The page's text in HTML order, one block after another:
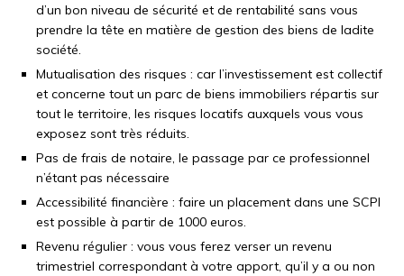
d’un bon niveau de sécurité et de rentabilité sans vous
prendre la tête en matière de gestion des biens de ladite
société.
Mutualisation des risques : car l’investissement est collectif
et concerne tout un parc de biens immobiliers répartis sur
tout le territoire, les risques locatifs auxquels vous vous
exposez sont très réduits.
Pas de frais de notaire, le passage par ce professionnel
n’étant pas nécessaire
Accessibilité financière : faire un placement dans une SCPI
est possible à partir de 1000 euros.
Revenu régulier : vous vous ferez verser un revenu
trimestriel correspondant à votre apport, qu’il y a ou non